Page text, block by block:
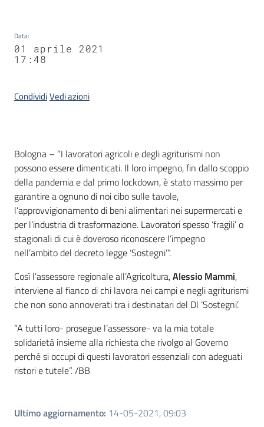
Data:
01 aprile 2021
17:48
CondividiVedi azioni
Contenuto
Bologna – “I lavoratori agricoli e degli agriturismi non
possono essere dimenticati. Il loro impegno, fin dallo scoppio
della pandemia e dal primo lockdown, è stato massimo per
garantire a ognuno di noi cibo sulle tavole,
l’approvvigionamento di beni alimentari nei supermercati e
per l’industria di trasformazione. Lavoratori spesso ‘fragili’ o
stagionali di cui è doveroso riconoscere l’impegno
nell’ambito del decreto legge ‘Sostegni’”.
Così l’assessore regionale all’Agricoltura,Alessio Mammi,
interviene al fianco di chi lavora nei campi e negli agriturismi
che non sono annoverati tra i destinatari del Dl ‘Sostegni’.
“A tutti loro- prosegue l’assessore- va la mia totale
solidarietà insieme alla richiesta che rivolgo al Governo
perché si occupi di questi lavoratori essenziali con adeguati
ristori e tutele”. /BB
Ultimo aggiornamento: 14-05-2021, 09:03